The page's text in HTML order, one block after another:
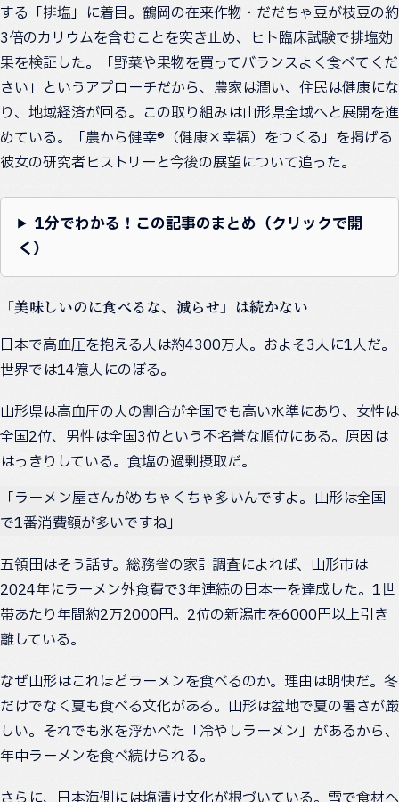
する「排塩」に着目。鶴岡の在来作物・だだちゃ豆が枝豆の約
3倍のカリウムを含むことを突き止め、ヒト臨床試験で排塩効
果を検証した。「野菜や果物を買ってバランスよく食べてくだ
さい」というアプローチだから、農家は潤い、住民は健康にな
り、地域経済が回る。この取り組みは山形県全域へと展開を進
めている。「農から健幸®（健康×幸福）をつくる」を掲げる
彼女の研究者ヒストリーと今後の展望について追った。
1分でわかる！この記事のまとめ（クリックで開
く）
「美味しいのに食べるな、減らせ」は続かない
日本で高血圧を抱える人は約4300万人。およそ3人に1人だ。
世界では14億人にのぼる。
山形県は高血圧の人の割合が全国でも高い水準にあり、女性は
全国2位、男性は全国3位という不名誉な順位にある。原因は
はっきりしている。食塩の過剰摂取だ。
「ラーメン屋さんがめちゃくちゃ多いんですよ。山形は全国
で1番消費額が多いですね」
五領田はそう話す。総務省の家計調査によれば、山形市は
2024年にラーメン外食費で3年連続の日本一を達成した。1世
帯あたり年間約2万2000円。2位の新潟市を6000円以上引き
離している。
なぜ山形はこれほどラーメンを食べるのか。理由は明快だ。冬
だけでなく夏も食べる文化がある。山形は盆地で夏の暑さが厳
しい。それでも氷を浮かべた「冷やしラーメン」があるから、
年中ラーメンを食べ続けられる。